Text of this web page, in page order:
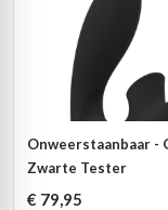
Onweerstaanbaar -
Zwarte Tester
€ 79,95